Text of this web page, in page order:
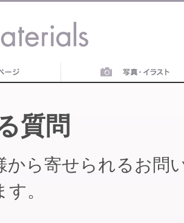
質問
から寄せられるお問
。